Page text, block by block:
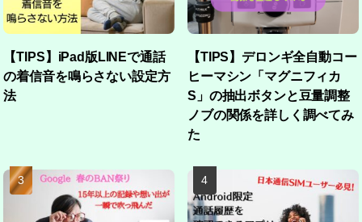
【TIPS】iPad版LINEで通話
の着信音を鳴らさない設定方
法
【TIPS】デロンギ全自動コー
ヒーマシン「マグニフィカ
S」の抽出ボタンと豆量調整
ノブの関係を詳しく調べてみ
た